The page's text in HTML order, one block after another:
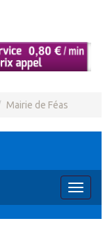
Mairie de Féas
Toggle